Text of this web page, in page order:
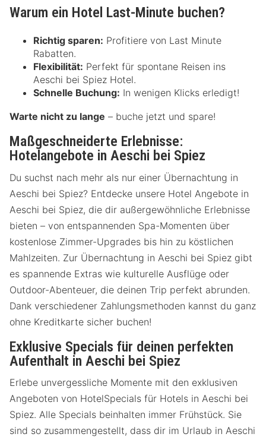
Warum ein Hotel Last-Minute buchen?
Richtig sparen: Profitiere von Last Minute
Rabatten.
Flexibilität: Perfekt für spontane Reisen ins
Aeschi bei Spiez Hotel.
Schnelle Buchung: In wenigen Klicks erledigt!
Warte nicht zu lange – buche jetzt und spare!
Maßgeschneiderte Erlebnisse:
Hotelangebote in Aeschi bei Spiez
Du suchst nach mehr als nur einer Übernachtung in
Aeschi bei Spiez? Entdecke unsere Hotel Angebote in
Aeschi bei Spiez, die dir außergewöhnliche Erlebnisse
bieten – von entspannenden Spa-Momenten über
kostenlose Zimmer-Upgrades bis hin zu köstlichen
Mahlzeiten. Zur Übernachtung in Aeschi bei Spiez gibt
es spannende Extras wie kulturelle Ausflüge oder
Outdoor-Abenteuer, die deinen Trip perfekt abrunden.
Dank verschiedener Zahlungsmethoden kannst du ganz
ohne Kreditkarte sicher buchen!
Exklusive Specials für deinen perfekten
Aufenthalt in Aeschi bei Spiez
Erlebe unvergessliche Momente mit den exklusiven
Angeboten von HotelSpecials für Hotels in Aeschi bei
Spiez. Alle Specials beinhalten immer Frühstück. Sie
sind so zusammengestellt, dass dir im Urlaub in Aeschi